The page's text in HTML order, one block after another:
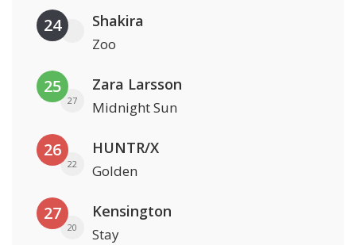
24 Shakira
Zoo
25
27
Zara Larsson
Midnight Sun
26
22
HUNTR/X
Golden
27
20
Kensington
Stay